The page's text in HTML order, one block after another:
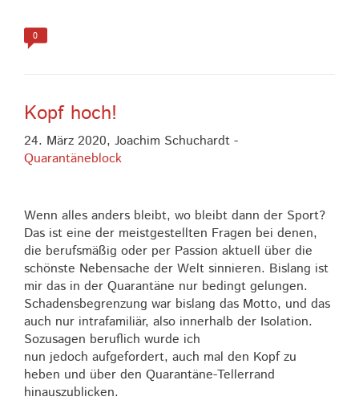
0
Kopf hoch!
24. März 2020, Joachim Schuchardt -
Quarantäneblock
Wenn alles anders bleibt, wo bleibt dann der Sport?
Das ist eine der meistgestellten Fragen bei denen,
die berufsmäßig oder per Passion aktuell über die
schönste Nebensache der Welt sinnieren. Bislang ist
mir das in der Quarantäne nur bedingt gelungen.
Schadensbegrenzung war bislang das Motto, und das
auch nur intrafamiliär, also innerhalb der Isolation.
Sozusagen beruflich wurde ich
nun jedoch aufgefordert, auch mal den Kopf zu
heben und über den Quarantäne-Tellerrand
hinauszublicken.